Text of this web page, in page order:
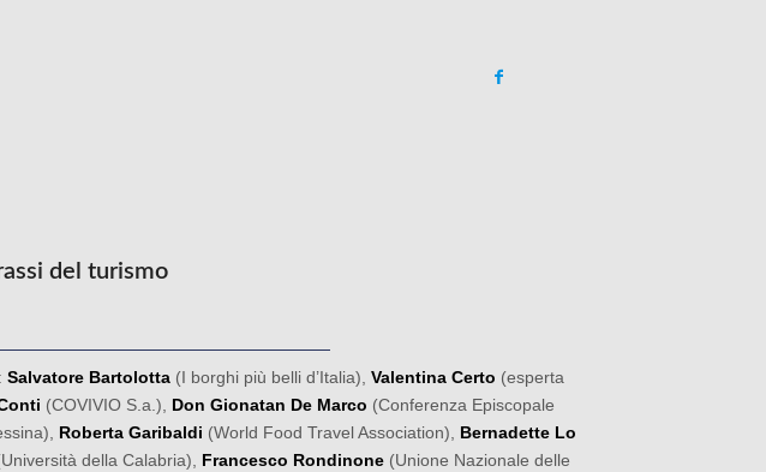
del turismo
Salvatore Bartolotta (I borghi più belli d’Italia), Valentina Certo (esperta
(COVIVIO S.a.), Don Gionatan De Marco (Conferenza Episcopale
Roberta Garibaldi (World Food Travel Association), Bernadette Lo
della Calabria), Francesco Rondinone (Unione Nazionale delle